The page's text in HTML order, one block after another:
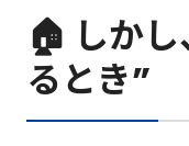
🏠 しか
るとき”